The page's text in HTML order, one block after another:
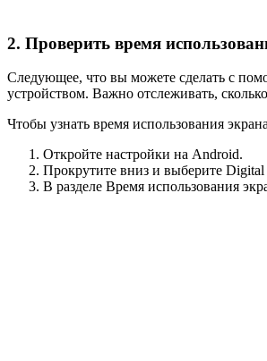
2. Проверить время
Следующее, что вы можете сделать с
устройством. Важно отслеживать,
Чтобы узнать время использования
Откройте настройки на Android.
Прокрутите вниз и выберите
В разделе Время использования